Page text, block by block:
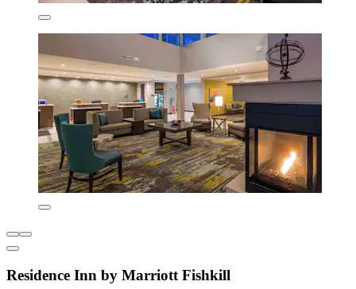
Residence Inn by Marriott Fishkill